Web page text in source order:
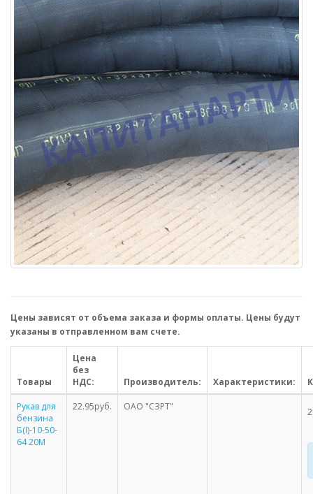
Цены зависят от объема заказа и формы оплаты. Цены будут
указаны в отправленном вам счете.
Товары
Цена
без
НДС:
Производитель: Характеристики:
Рукав для
бензина
Б(I)-10-50-
64 20М
22.95руб. ОАО "СЗРТ"